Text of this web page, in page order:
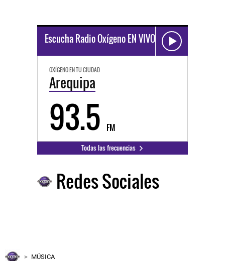
Escucha Radio Oxígeno EN VIVO
OXÍGENO EN TU CIUDAD
Arequipa
93.5 FM
Todas las frecuencias
Redes Sociales
MÚSICA